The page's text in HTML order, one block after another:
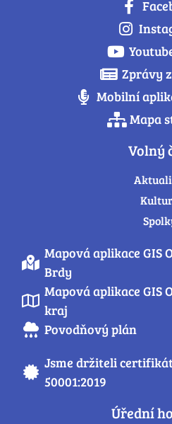
Zprávy
Mobilní
Mapa
Volný
Mapová aplikace GIS
Brdy
Mapová aplikace GIS
kraj
Povodňový plán
Jsme držiteli
50001:2019
Úřední